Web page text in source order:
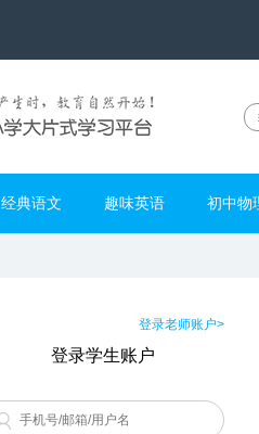
经典语文 趣味英语 初中物
登录老师账户>
登录学生账户